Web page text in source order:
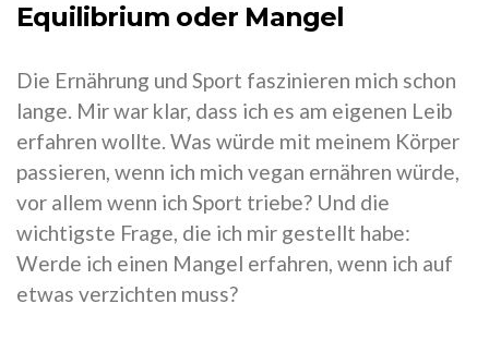
Equilibrium oder Mangel
Die Ernährung und Sport faszinieren mich schon
lange. Mir war klar, dass ich es am eigenen Leib
erfahren wollte. Was würde mit meinem Körper
passieren, wenn ich mich vegan ernähren würde,
vor allem wenn ich Sport triebe? Und die
wichtigste Frage, die ich mir gestellt habe:
Werde ich einen Mangel erfahren, wenn ich auf
etwas verzichten muss?